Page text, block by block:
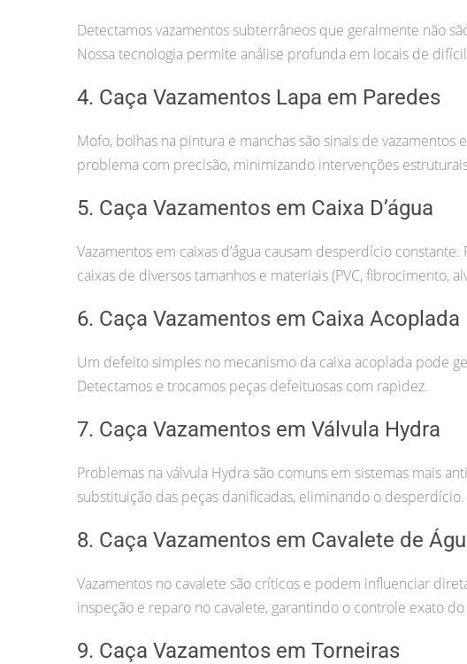
Detectamos vazamentos subterrâneos que geralmente não
Nossa tecnologia permite análise profunda em locais de
4. Caça Vazamentos Lapa em Paredes
Mofo, bolhas na pintura e manchas são sinais de
problema com precisão, minimizando intervenções
5. Caça Vazamentos em Caixa D’água
Vazamentos em caixas d’água causam desperdício
caixas de diversos tamanhos e materiais (PVC, fibrocimento,
6. Caça Vazamentos em Caixa Acoplada
Um defeito simples no mecanismo da caixa acoplada pode
Detectamos e trocamos peças defeituosas com rapidez.
7. Caça Vazamentos em Válvula Hydra
Problemas na válvula Hydra são comuns em sistemas mais
substituição das peças danificadas, eliminando o desperdício.
8. Caça Vazamentos em Cavalete de
Vazamentos no cavalete são críticos e podem influenciar
inspeção e reparo no cavalete, garantindo o controle exato
9. Caça Vazamentos em Torneiras